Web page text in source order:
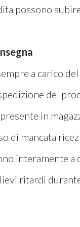
possono
a carico
del
in
di mancata
interamente a
ritardi